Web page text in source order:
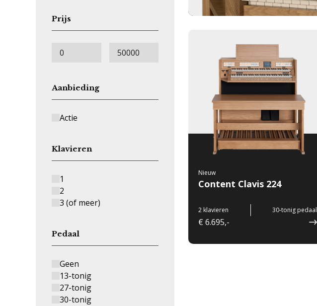
Prijs
Aanbieding
Actie
Klavieren
1
2
3 (of meer)
Pedaal
Geen
13-tonig
27-tonig
30-tonig
Nieuw
Content Clavis 224
2 klavieren 30-tonig pedaal
€ 6.695,-